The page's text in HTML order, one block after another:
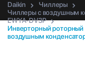
Daikin
Чиллеры
Чиллеры с воздушным
EWYA-DV3P
Инверторный
воздушным